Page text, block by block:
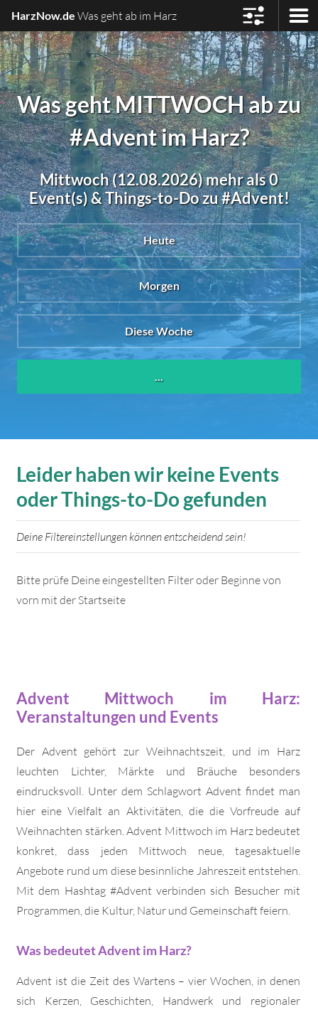
HarzNow.de Was geht ab im Harz
Was geht MITTWOCH ab zu
#Advent im Harz?
Mittwoch (12.08.2026) mehr als 0
Event(s) & Things-to-Do zu #Advent!
Heute
Morgen
Diese Woche
Leider haben wir keine Events
oder Things-to-Do gefunden
Deine Filtereinstellungen können entscheidend sein!
Bitte prüfe Deine eingestellten Filter oder Beginne von
vorn mit der Startseite
Advent Mittwoch im Harz:
Veranstaltungen und Events
Der Advent gehört zur Weihnachtszeit, und im Harz
leuchten Lichter, Märkte und Bräuche besonders
eindrucksvoll. Unter dem Schlagwort Advent findet man
hier eine Vielfalt an Aktivitäten, die die Vorfreude auf
Weihnachten stärken. Advent Mittwoch im Harz bedeutet
konkret, dass jeden Mittwoch neue, tagesaktuelle
Angebote rund um diese besinnliche Jahreszeit entstehen.
Mit dem Hashtag #Advent verbinden sich Besucher mit
Programmen, die Kultur, Natur und Gemeinschaft feiern.
Was bedeutet Advent im Harz?
Advent ist die Zeit des Wartens – vier Wochen, in denen
sich Kerzen, Geschichten, Handwerk und regionaler